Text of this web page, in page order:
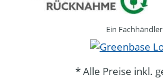
Ein
* Alle Preise inkl.